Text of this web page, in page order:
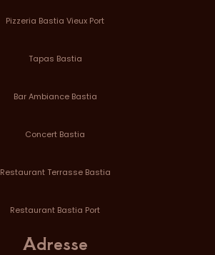
Pizzeria Bastia Vieux Port
Tapas Bastia
Bar Ambiance Bastia
Concert Bastia
Restaurant Terrasse Bastia
Restaurant Bastia Port
Adresse